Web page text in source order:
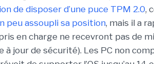
de disposer d’une puce TPM 2.0,
peu assoupli sa position, mais il a
en charge ne recevront pas de
à jour de sécurité). Les PC non